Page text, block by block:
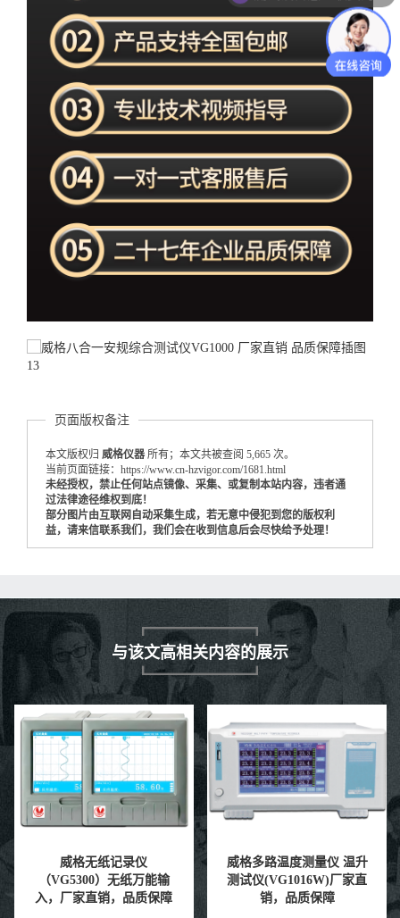
页面版权备注
本文版权归 威格仪器 所有；本文共被查阅 5,665 次。
当前页面链接：https://www.cn-hzvigor.com/1681.html
未经授权，禁止任何站点镜像、采集、或复制本站内容，违者通
过法律途径维权到底！
部分图片由互联网自动采集生成，若无意中侵犯到您的版权利
益，请来信联系我们，我们会在收到信息后会尽快给予处理！
与该文高相关内容的展示
威格多路温度测量仪 温升
测试仪(VG1016W)厂家直
销，品质保障
威格GDW1206A直流电参
数测量仪 测试仪器生产厂
家 老品牌保障